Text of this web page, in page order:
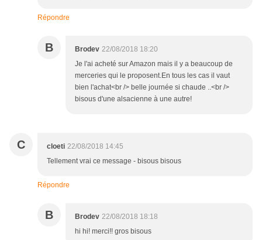
Répondre
B Brodev 22/08/2018 18:20
Je l'ai acheté sur Amazon mais il y a beaucoup de
merceries qui le proposent.En tous les cas il vaut
bien l'achat<br /> belle journée si chaude ..<br />
bisous d'une alsacienne à une autre!
C cloeti 22/08/2018 14:45
Tellement vrai ce message - bisous bisous
Répondre
B Brodev 22/08/2018 18:18
hi hi! merci!! gros bisous